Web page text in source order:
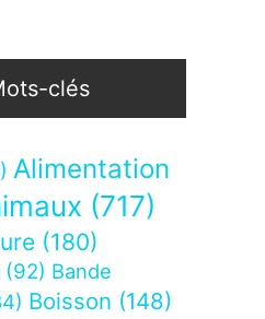
clés
Alimentation
(717)
(180)
(92) Bande
Boisson (148)